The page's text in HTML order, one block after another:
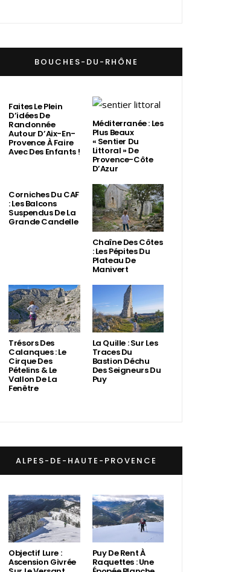
BOUCHES-DU-RHÔNE
Faites Le Plein
D’idées De
Randonnée
Autour D’Aix-En-
Provence À Faire
Avec Des Enfants !
Méditerranée : Les
Plus Beaux
« Sentier Du
Littoral » De
Provence-Côte
D’Azur
Corniches Du CAF
: Les Balcons
Suspendus De La
Grande Candelle
Chaîne Des Côtes
: Les Pépites Du
Plateau De
Manivert
Trésors Des
Calanques : Le
Cirque Des
Pételins & Le
Vallon De La
Fenêtre
La Quille : Sur Les
Traces Du
Bastion Déchu
Des Seigneurs Du
Puy
ALPES-DE-HAUTE-PROVENCE
Objectif Lure :
Ascension Givrée
Puy De Rent À
Raquettes : Une